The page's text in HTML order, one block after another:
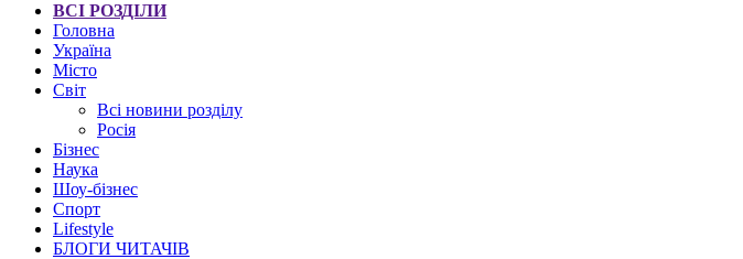
ВСІ РОЗДІЛИ
Головна
Україна
Місто
Світ
Всі новини розділу
Росія
Бізнес
Наука
Шоу-бізнес
Спорт
Lifestyle
БЛОГИ ЧИТАЧІВ